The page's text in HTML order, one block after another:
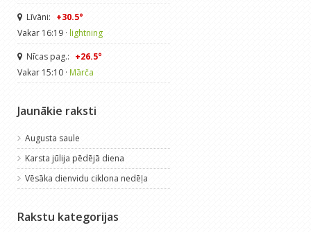
Līvāni: +30.5°
Vakar 16:19 · lightning
Nīcas pag.: +26.5°
Vakar 15:10 · Mārča
Jaunākie raksti
Augusta saule
Karsta jūlija pēdējā diena
Vēsāka dienvidu ciklona nedēļa
Rakstu kategorijas